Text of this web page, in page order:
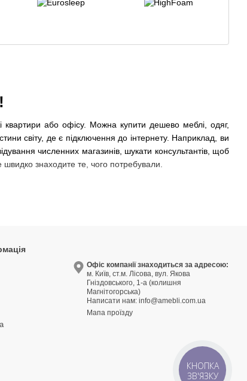
Всі бренди
або офісу. Можна купити дешево меблі, одяг,
світу, де є підключення до інтернету. Наприклад, ви
численних магазинів, шукати консультантів, щоб
швидко знаходите те, чого потребували.
продуктивно. Зазвичай на оформлення замовлення в
тут немає величезних витрат на маркетинг і
перед такою перевагою. До того ж інтернет-магазин
подібна історія? В інтернет-магазині меблів всі
Офіс компанії знаходиться за адресою:
м. Київ, ст.м. Лісова, вул. Якова
Гніздовського, 1-а (колишня
Магнітогорська)
Написати нам:info@amebli.com.ua
Мапа проїзду
КНОПКА
ЗВ'ЯЗКУ